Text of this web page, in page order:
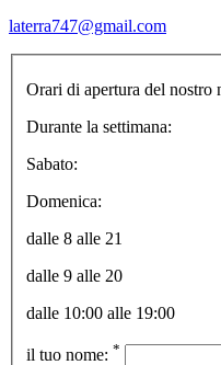
laterra747@gmail.com
Orari di apertura del nostro
Durante la settimana:
Sabato:
Domenica:
dalle 8 alle 21
dalle 9 alle 20
dalle 10:00 alle 19:00
il tuo nome: *